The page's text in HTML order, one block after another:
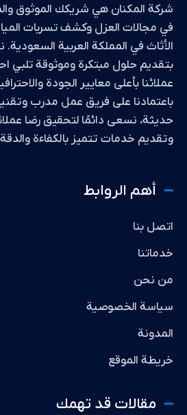
شركة المكنان هي شريكك الموثوق
في مجالات العزل وكشف تسربات
الأثاث في المملكة العربية السعودية.
بتقديم حلول مبتكرة وموثوقة تلبي
عملائنا بأعلى معايير الجودة
باعتمادنا على فريق عمل مدرب
حديثة، نسعى دائمًا لتحقيق رضا
وتقديم خدمات تتميز بالكفاءة
أهم الروابط
اتصل بنا
خدماتنا
من نحن
سياسة الخصوصية
المدونة
خريطة الموقع
مقالات قد تهمك